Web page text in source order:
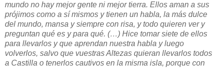
mundo no hay mejor gente ni mejor tierra. Ellos aman a sus
prójimos como a sí mismos y tienen un habla, la más dulce
del mundo, mansa y siempre con risa, y todo quieren ver y
preguntan qué es y para qué. (…) Hice tomar siete de ellos
para llevarlos y que aprendan nuestra habla y luego
volverlos, salvo que vuestras Altezas quieran llevarlos todos
a Castilla o tenerlos cautivos en la misma isla, porque con